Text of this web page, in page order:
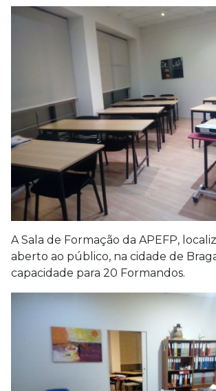
A Sala de Formação da APEFP,
aberto ao público, na cidade de
capacidade para 20 Formandos.